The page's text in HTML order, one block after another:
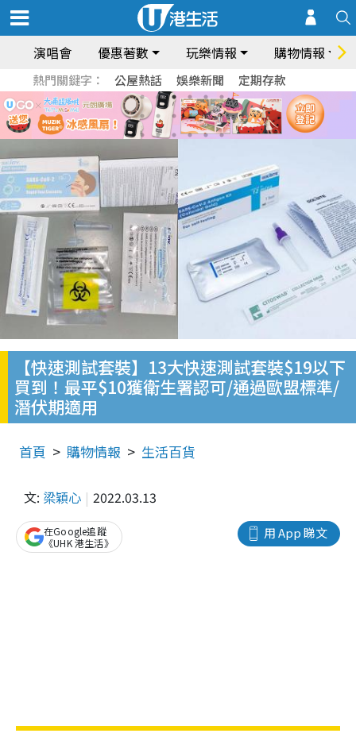
演唱會 優惠著數 玩樂情報 購物情報
熱門關鍵字： 公屋熱話 娛樂新聞 定期存款
【快速測試套裝】13大快速測試套裝$19以下
買到！最平$10獲衛生署認可/通過歐盟標準/
潛伏期適用
首頁 購物情報 生活百貨
文: 梁穎心 2022.03.13
用 App 睇文
在Google追蹤
《UHK 港生活》